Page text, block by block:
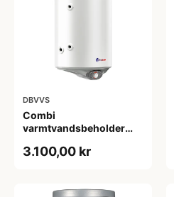
DBVVS
Combi
varmtvandsbeholder
spiral
3.100,00 kr